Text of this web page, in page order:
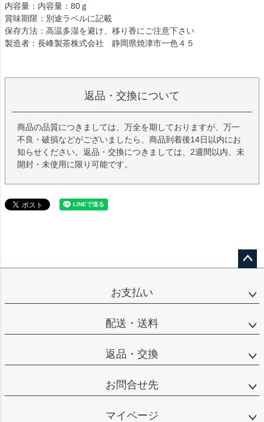
内容量：内容量：80ｇ
賞味期限：別途ラベルに記載
保存方法：高温多湿を避け、移り香にご注意下さい
製造者：長峰製茶株式会社 静岡県焼津市一色４５
返品・交換について
商品の品質につきましては、万全を期しておりますが、万一
不良・破損などがございましたら、商品到着後14日以内にお
知らせください。返品・交換につきましては、2週間以内、未
開封・未使用に限り可能です。
ップ
お支払い
配送・送料
返品・交換
お問合せ先
マイページ